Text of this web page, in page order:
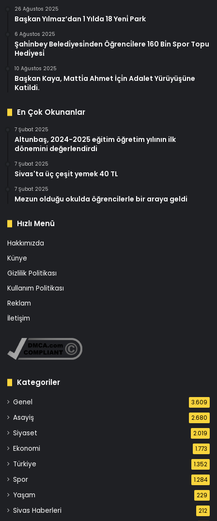
26 Ağustos 2025
Başkan Yılmaz’dan 1 Yılda 18 Yeni̇ Park
6 Ağustos 2025
Şahi̇nbey Beledi̇yesi̇nden Öğrenci̇lere 160 Bi̇n Spor Topu
Hedi̇yesi̇
10 Ağustos 2025
Başkan Kaya, Matti̇a Ahmet İçi̇n Adalet Yürüyüşüne
Katildi.
En Çok Okunanlar
7 Şubat 2025
Altunbaş, 2024-2025 eğitim öğretim yılının ilk
dönemini değerlendirdi
7 Şubat 2025
Sivas'ta üç çeşit yemek 40 TL
7 Şubat 2025
Mezun olduğu okulda öğrencilerle bir araya geldi
Hızlı Menü
Hakkımızda
Künye
Gizlilik Politikası
Kullanım Politikası
Reklam
İletişim
Kategoriler
Genel 3.609
Asayiş 2.680
Siyaset 2.019
Ekonomi 1.773
Türkiye 1.352
Spor 1.284
Yaşam 229
Sivas Haberleri 212